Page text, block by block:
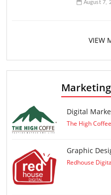
August 7,
VIEW
Digital
The High Coffee
Graphic
Redhouse